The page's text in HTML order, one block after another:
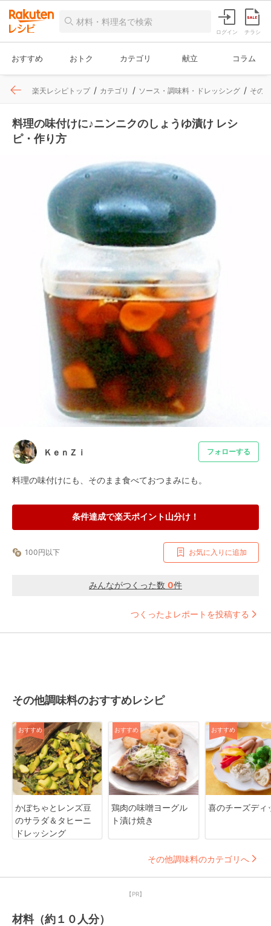
ログイン チラシ
おすすめ おトク カテゴリ 献立 コラム
楽天レシピトップ カテゴリ ソース・調味料・ドレッシング その
料理の味付けに♪ニンニクのしょうゆ漬け レシ
ピ・作り方
ＫｅｎＺｉ フォローする
料理の味付けにも、そのまま食べておつまみにも。
条件達成で楽天ポイント山分け！
100円以下 お気に入りに追加
みんながつくった数 0件
つくったよレポートを投稿する
その他調味料のおすすめレシピ
おすすめ
かぼちゃとレンズ豆
のサラダ＆タヒーニ
ドレッシング
おすすめ
鶏肉の味噌ヨーグル
ト漬け焼き
おすすめ
喜のチーズディ
その他調味料のカテゴリへ
【PR】
材料（約１０人分）